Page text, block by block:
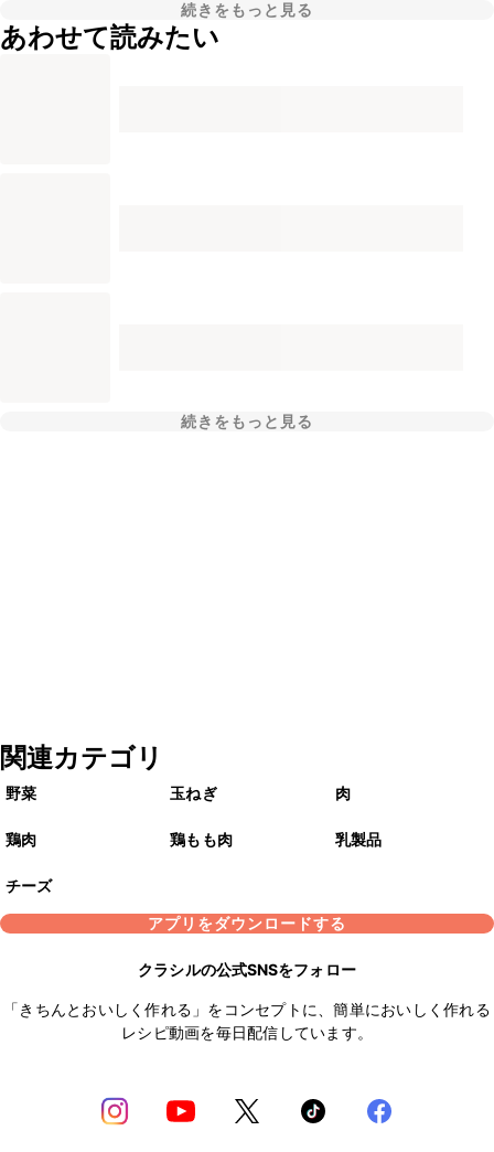
続きをもっと見る
あわせて読みたい
続きをもっと見る
関連カテゴリ
野菜 玉ねぎ 肉
鶏肉 鶏もも肉 乳製品
チーズ
アプリをダウンロードする
クラシルの公式SNSをフォロー
「きちんとおいしく作れる」をコンセプトに、簡単においしく作れる
レシピ動画を毎日配信しています。